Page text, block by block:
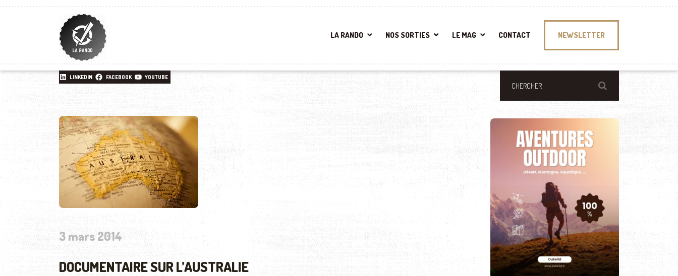
LA RANDO NOS SORTIES LE MAG CONTACT NEWSLETTER
LINKEDIN FACEBOOK YOUTUBE
3 mars 2014
DOCUMENTAIRE SUR L’AUSTRALIE